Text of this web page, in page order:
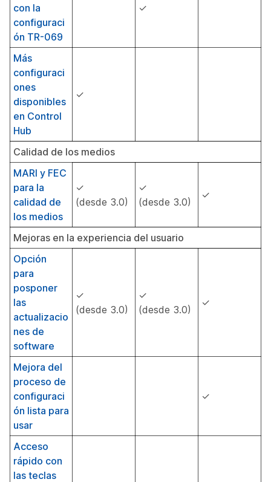
con la
configuraci
ón TR-069
✓
Más
configuraci
ones
disponibles
en Control
Hub
✓
Calidad de los medios
MARI y FEC
para la
calidad de
los medios
✓
(desde 3.0)
✓
(desde 3.0)
✓
Mejoras en la experiencia del usuario
Opción
para
posponer
las
actualizacio
nes de
software
✓
(desde 3.0)
✓
(desde 3.0)
✓
Mejora del
proceso de
configuraci
ón lista para
usar
✓
Acceso
rápido con
las teclas